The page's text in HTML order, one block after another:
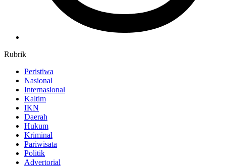
Rubrik
Peristiwa
Nasional
Internasional
Kaltim
IKN
Daerah
Hukum
Kriminal
Pariwisata
Politik
Advertorial